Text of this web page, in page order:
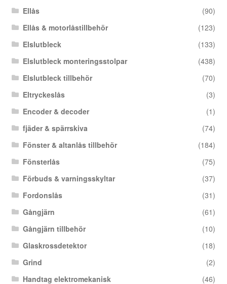
Ellås
(90)
Ellås & motorlåstillbehör
(123)
Elslutbleck
(133)
Elslutbleck monteringsstolpar
(438)
Elslutbleck tillbehör
(70)
Eltryckeslås
(3)
Encoder & decoder
(1)
fjäder & spärrskiva
(74)
Fönster & altanlås tillbehör
(184)
Fönsterlås
(75)
Förbuds & varningsskyltar
(37)
Fordonslås
(31)
Gångjärn
(61)
Gångjärn tillbehör
(10)
Glaskrossdetektor
(18)
Grind
(2)
Handtag elektromekanisk
(46)